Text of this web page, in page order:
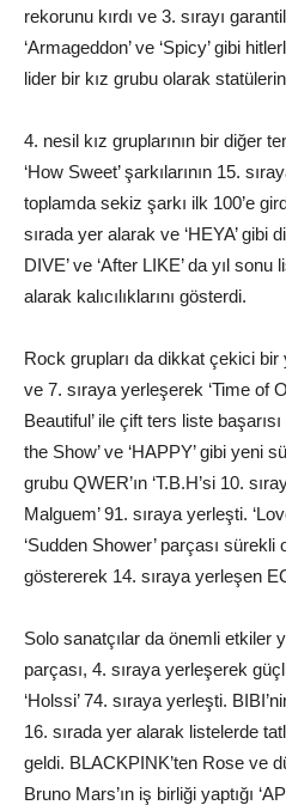
rekorunu kırdı ve 3. sırayı
‘Armageddon’ ve ‘Spicy’ gibi
lider bir kız grubu olarak
4. nesil kız gruplarının bir diğer
‘How Sweet’ şarkılarının 15.
toplamda sekiz şarkı ilk 100’e
sırada yer alarak ve ‘HEYA’ gibi
DIVE’ ve ‘After LIKE’ da yıl
alarak kalıcılıklarını gösterdi.
Rock grupları da dikkat çekici bir
ve 7. sıraya yerleşerek ‘Time of
Beautiful’ ile çift ters liste
the Show’ ve ‘HAPPY’ gibi yeni
grubu QWER’ın ‘T.B.H’si 10.
Malguem’ 91. sıraya yerleşti.
‘Sudden Shower’ parçası
göstererek 14. sıraya yerleşen
Solo sanatçılar da önemli etkiler
parçası, 4. sıraya yerleşerek
‘Holssi’ 74. sıraya yerleşti.
16. sırada yer alarak listelerde
geldi. BLACKPINK’ten Rose ve
Bruno Mars’ın iş birliği yaptığı